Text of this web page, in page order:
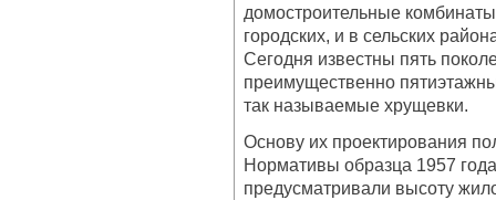
домостроительные
городских, и в сельских
Сегодня известны пять
преимущественно
так называемые хрущевки.
Основу их проектирования
Нормативы образца 1957
предусматривали высоту